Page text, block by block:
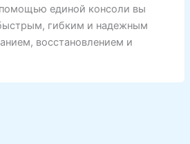
единой консоли вы
гибким и надежным
восстановлением и